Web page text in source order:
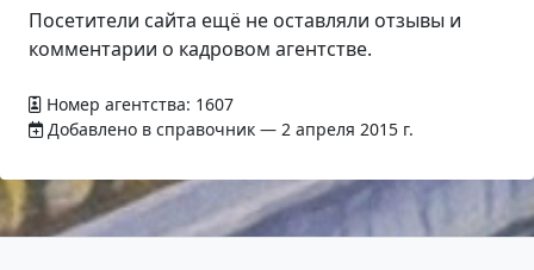
Посетители сайта ещё не оставляли отзывы и
комментарии о кадровом агентстве.
Номер агентства: 1607
Добавлено в справочник — 2 апреля 2015 г.